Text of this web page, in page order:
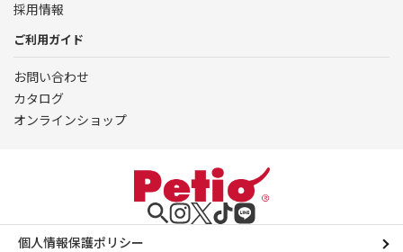
採用情報
ご利用ガイド
お問い合わせ
カタログ
オンラインショップ
個人情報保護ポリシー